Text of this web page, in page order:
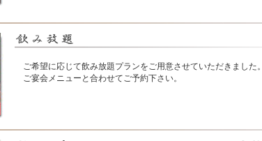
ご希望に応じて飲み放題プランをご用意させていただきました。
ご宴会メニューと合わせてご予約下さい。